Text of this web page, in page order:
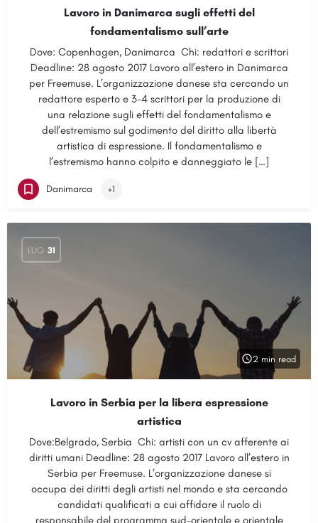
Lavoro in Danimarca sugli effetti del
fondamentalismo sull’arte
Dove: Copenhagen, Danimarca Chi: redattori e scrittori
Deadline: 28 agosto 2017 Lavoro all’estero in Danimarca
per Freemuse. L’organizzazione danese sta cercando un
redattore esperto e 3-4 scrittori per la produzione di
una relazione sugli effetti del fondamentalismo e
dell’estremismo sul godimento del diritto alla libertà
artistica di espressione. Il fondamentalismo e
l’estremismo hanno colpito e danneggiato le […]
Danimarca +1
LUG 31
2 min read
Lavoro in Serbia per la libera espressione
artistica
Dove:Belgrado, Serbia Chi: artisti con un cv afferente ai
diritti umani Deadline: 28 agosto 2017 Lavoro all’estero in
Serbia per Freemuse. L’organizzazione danese si
occupa dei diritti degli artisti nel mondo e sta cercando
candidati qualificati a cui affidare il ruolo di
responsabile del programma sud-orientale e orientale